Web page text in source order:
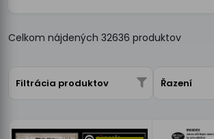
Celkom nájdených 32636 produktov
Filtrácia produktov Řazení